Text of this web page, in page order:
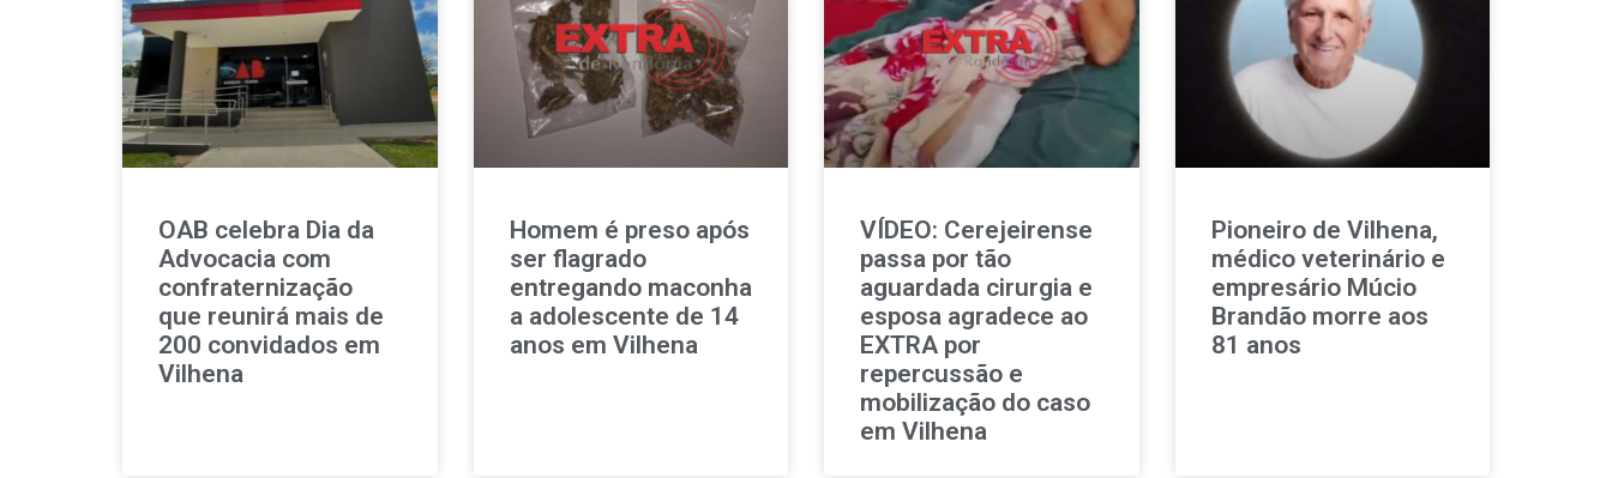
OAB celebra Dia da
Advocacia com
confraternização
que reunirá mais de
200 convidados em
Vilhena
Homem é preso após
ser flagrado
entregando maconha
a adolescente de 14
anos em Vilhena
VÍDEO: Cerejeirense
passa por tão
aguardada cirurgia e
esposa agradece ao
EXTRA por
repercussão e
mobilização do caso
em Vilhena
Pioneiro de Vilhena,
médico veterinário e
empresário Múcio
Brandão morre aos
81 anos